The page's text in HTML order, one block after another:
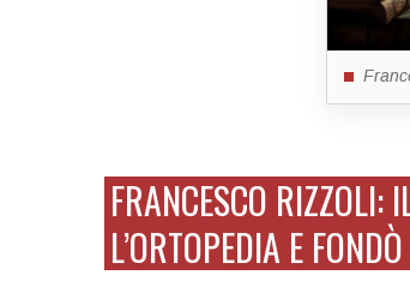
FRANCESCO RIZZOLI:
L’ORTOPEDIA E